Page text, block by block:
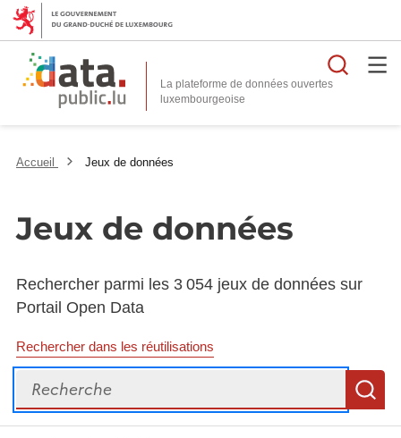
La plateforme de données ouvertes
Accueil Jeux de données
Jeux de données
Rechercher parmi les 3 054 jeux de données sur
Portail Open Data
Rechercher dans les réutilisations
Recherche